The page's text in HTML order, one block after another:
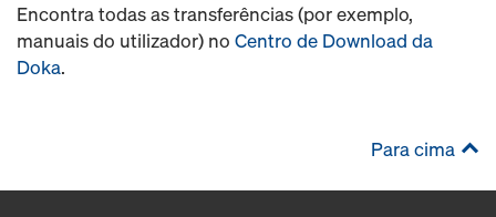
Encontra todas as transferências (por exemplo,
manuais do utilizador) no Centro de Download da
Doka.
Para cima